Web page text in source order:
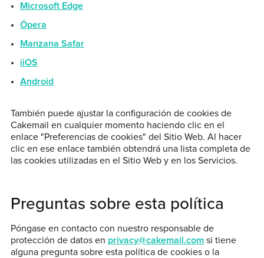
Microsoft Edge
Ópera
Manzana Safar
iiOS
Android
También puede ajustar la configuración de cookies de
Cakemail en cualquier momento haciendo clic en el
enlace "Preferencias de cookies" del Sitio Web. Al hacer
clic en ese enlace también obtendrá una lista completa de
las cookies utilizadas en el Sitio Web y en los Servicios.
Preguntas sobre esta política
Póngase en contacto con nuestro responsable de
protección de datos en privacy@cakemail.comsi tiene
alguna pregunta sobre esta política de cookies o la